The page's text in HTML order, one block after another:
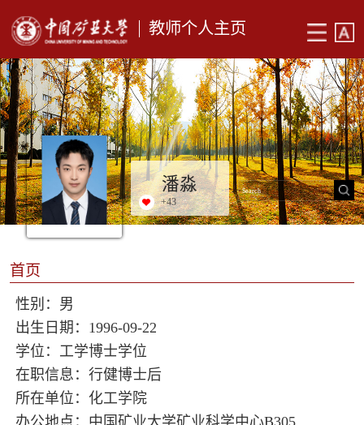
教师个人主页
潘淼
+43
首页
性别：男
出生日期：1996-09-22
学位：工学博士学位
在职信息：行健博士后
所在单位：化工学院
办公地点：中国矿业大学矿业科学中心B305